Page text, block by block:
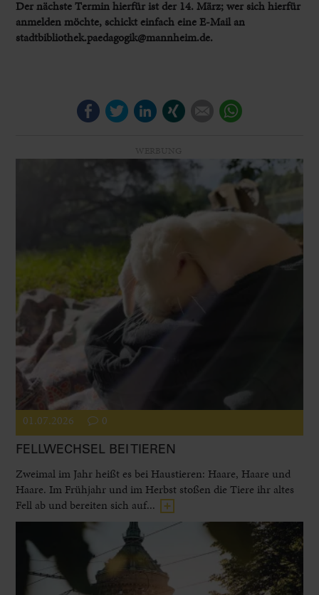
Der nächste Termin hierfür ist der 14. März; wer sich hierfür
anmelden möchte, schickt einfach eine E-Mail an
stadtbibliothek.paedagogik@mannheim.de.
FacebookTwitterLinkedIn E-mail
01.07.2026 0
FELLWECHSEL BEI TIEREN
Zweimal im Jahr heißt es bei Haustieren: Haare, Haare und
Haare. Im Frühjahr und im Herbst stoßen die Tiere ihr altes
Fell ab und bereiten sich auf...